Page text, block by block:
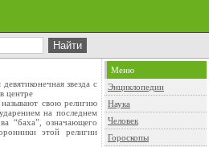
звезда с
центре
свою религию
на последнем
“баха”, означающего
этой религии
Меню
Энциклопедии
Наука
Человек
Гороскопы